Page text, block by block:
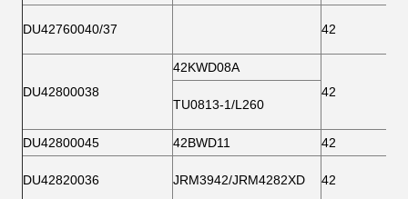
DU42760040/37 42
DU42800038
42KWD08A
42
TU0813-1/L260
DU42800045 42BWD11 42
DU42820036 JRM3942/JRM4282XD 42